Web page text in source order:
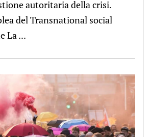
autoritaria della crisi.
del Transnational social
La ...